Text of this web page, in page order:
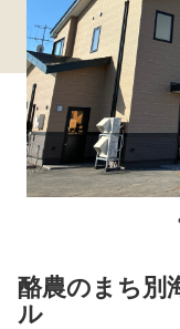
酪農のまち別
ル